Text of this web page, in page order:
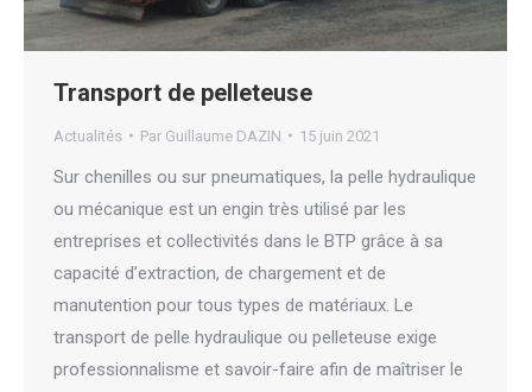
Transport de pelleteuse
Actualités Par Guillaume DAZIN 15 juin 2021
Sur chenilles ou sur pneumatiques, la pelle hydraulique
ou mécanique est un engin très utilisé par les
entreprises et collectivités dans le BTP grâce à sa
capacité d’extraction, de chargement et de
manutention pour tous types de matériaux. Le
transport de pelle hydraulique ou pelleteuse exige
professionnalisme et savoir-faire afin de maîtriser le